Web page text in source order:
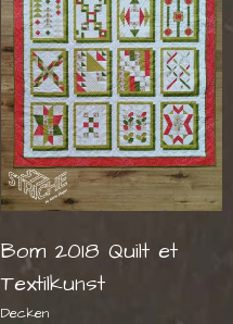
Bom 2018 Quilt et
Textilkunst
Decken